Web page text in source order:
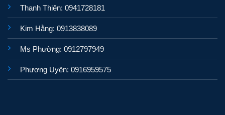
Thanh Thiên: 0941728181
Kim Hằng: 0913838089
Ms Phường: 0912797949
Phương Uyên: 0916959575